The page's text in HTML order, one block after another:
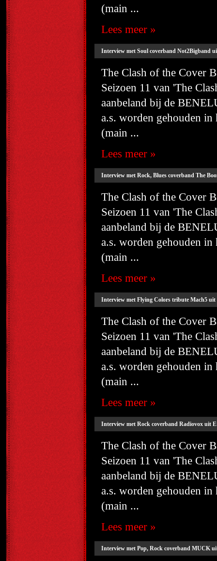
(main ...
Lees meer »
Interview met Soul coverband Not2Bigband
The Clash of the Cover
Seizoen 11 van 'The
aanbeland bij de
a.s. worden gehouden
(main ...
Lees meer »
Interview met Rock, Blues coverband The
The Clash of the Cover
Seizoen 11 van 'The
aanbeland bij de
a.s. worden gehouden
(main ...
Lees meer »
Interview met Flying Colors tribute Mach5 uit
The Clash of the Cover
Seizoen 11 van 'The
aanbeland bij de
a.s. worden gehouden
(main ...
Lees meer »
Interview met Rock coverband Radiovox uit
The Clash of the Cover
Seizoen 11 van 'The
aanbeland bij de
a.s. worden gehouden
(main ...
Lees meer »
Interview met Pop, Rock coverband MUCK